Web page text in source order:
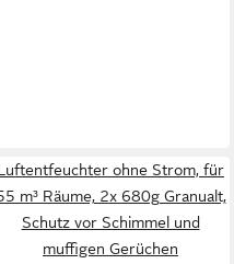
ohne Strom, für
m³ Räume, 2x 680g Granualt,
Schutz vor Schimmel und
muffigen Gerüchen